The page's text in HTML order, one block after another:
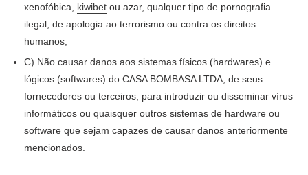
xenofóbica, kiwibet ou azar, qualquer tipo de pornografia
ilegal, de apologia ao terrorismo ou contra os direitos
humanos;
C) Não causar danos aos sistemas físicos (hardwares) e
lógicos (softwares) do CASA BOMBASA LTDA , de seus
fornecedores ou terceiros, para introduzir ou disseminar vírus
informáticos ou quaisquer outros sistemas de hardware ou
software que sejam capazes de causar danos anteriormente
mencionados.